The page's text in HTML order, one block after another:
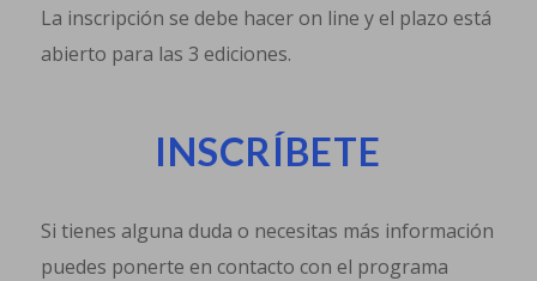
La inscripción se debe hacer on line y el plazo está
abierto para las 3 ediciones.
INSCRÍBETE
Si tienes alguna duda o necesitas más información
puedes ponerte en contacto con el programa